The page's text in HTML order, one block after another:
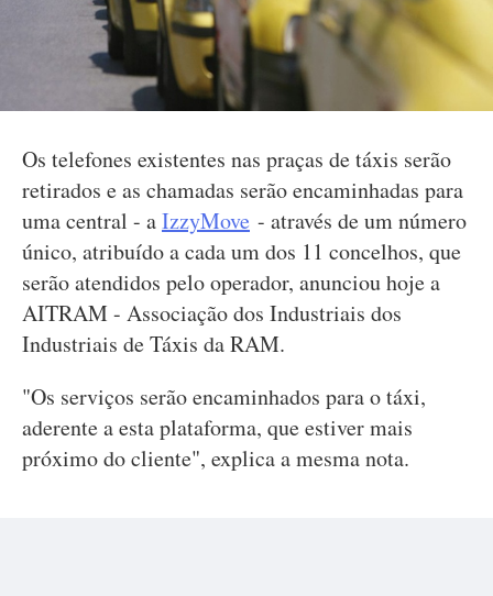
Os telefones existentes nas praças de táxis serão
retirados e as chamadas serão encaminhadas para
uma central - aIzzyMove - através de um número
único, atribuído a cada um dos 11 concelhos, que
serão atendidos pelo operador, anunciou hoje a
AITRAM - Associação dos Industriais dos
Industriais de Táxis da RAM.
"Os serviços serão encaminhados para o táxi,
aderente a esta plataforma, que estiver mais
próximo do cliente", explica a mesma nota.